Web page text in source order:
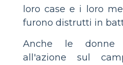
loro case e i loro
furono distrutti in
Anche le donne
all'azione sul